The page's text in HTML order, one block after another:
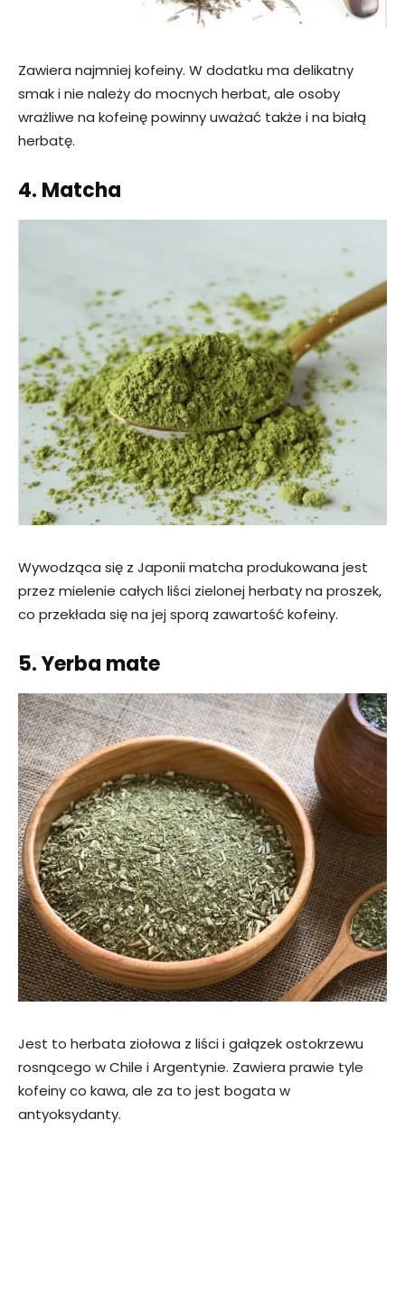
Zawiera najmniej kofeiny. W dodatku ma delikatny
smak i nie należy do mocnych herbat, ale osoby
wrażliwe na kofeinę powinny uważać także i na białą
herbatę.
4. Matcha
Wywodząca się z Japonii matcha produkowana jest
przez mielenie całych liści zielonej herbaty na proszek,
co przekłada się na jej sporą zawartość kofeiny.
5. Yerba mate
Jest to herbata ziołowa z liści i gałązek ostokrzewu
rosnącego w Chile i Argentynie. Zawiera prawie tyle
kofeiny co kawa, ale za to jest bogata w
antyoksydanty.